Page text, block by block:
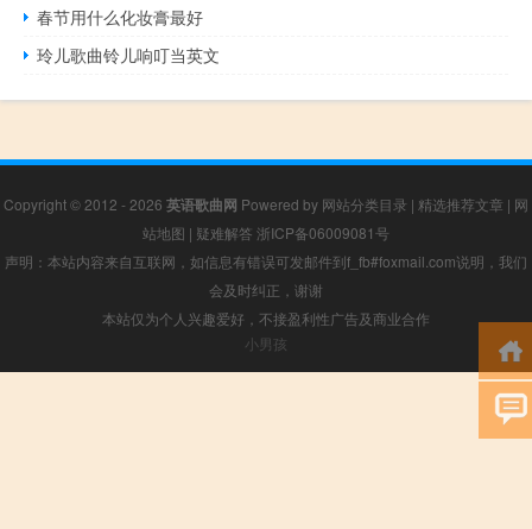
春节用什么化妆膏最好
玲儿歌曲铃儿响叮当英文
Copyright © 2012 - 2026 英语歌曲网 Powered by 网站分类目录 | 精选推荐文章 | 网
站地图 | 疑难解答 浙ICP备06009081号
声明：本站内容来自互联网，如信息有错误可发邮件到f_fb#foxmail.com说明，我们
会及时纠正，谢谢
本站仅为个人兴趣爱好，不接盈利性广告及商业合作
小男孩